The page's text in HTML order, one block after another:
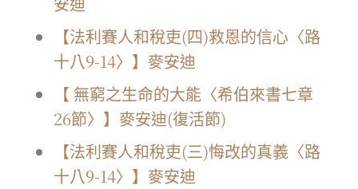
【法利賽人和稅吏(四)救恩的信心〈路
十八9-14〉】麥安迪
【 無窮之生命的大能〈希伯來書七章
26節〉】麥安迪(復活節)
【法利賽人和稅吏(三)悔改的真義〈路
十八9-14〉】麥安迪